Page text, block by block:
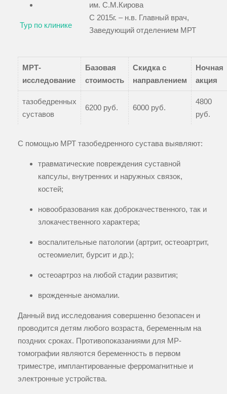
Тур по клинике
им. С.М.Кирова
С 2015г. – н.в. Главный врач,
Заведующий отделением МРТ
МРТ-
исследование
Базовая
стоимость
Скидка с
направлением
Ночная
акция
тазобедренных
суставов
6200 руб. 6000 руб.
4800
руб.
С помощью МРТ тазобедренного сустава выявляют:
травматические повреждения суставной
капсулы, внутренних и наружных связок,
костей;
новообразования как доброкачественного, так и
злокачественного характера;
воспалительные патологии (артрит, остеоартрит,
остеомиелит, бурсит и др.);
остеоартроз на любой стадии развития;
врожденные аномалии.
Данный вид исследования совершенно безопасен и
проводится детям любого возраста, беременным на
поздних сроках. Противопоказаниями для МР-
томографии являются беременность в первом
триместре, имплантированные ферромагнитные и
электронные устройства.